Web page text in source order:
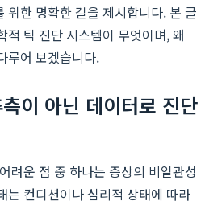
위한 명확한 길을 제시합니다. 본 글
적 틱 진단 시스템이 무엇이며, 왜
루어 보겠습니다.
이 아닌 데이터로 진단
려운 점 중 하나는 증상의 비일관성
는 컨디션이나 심리적 상태에 따라